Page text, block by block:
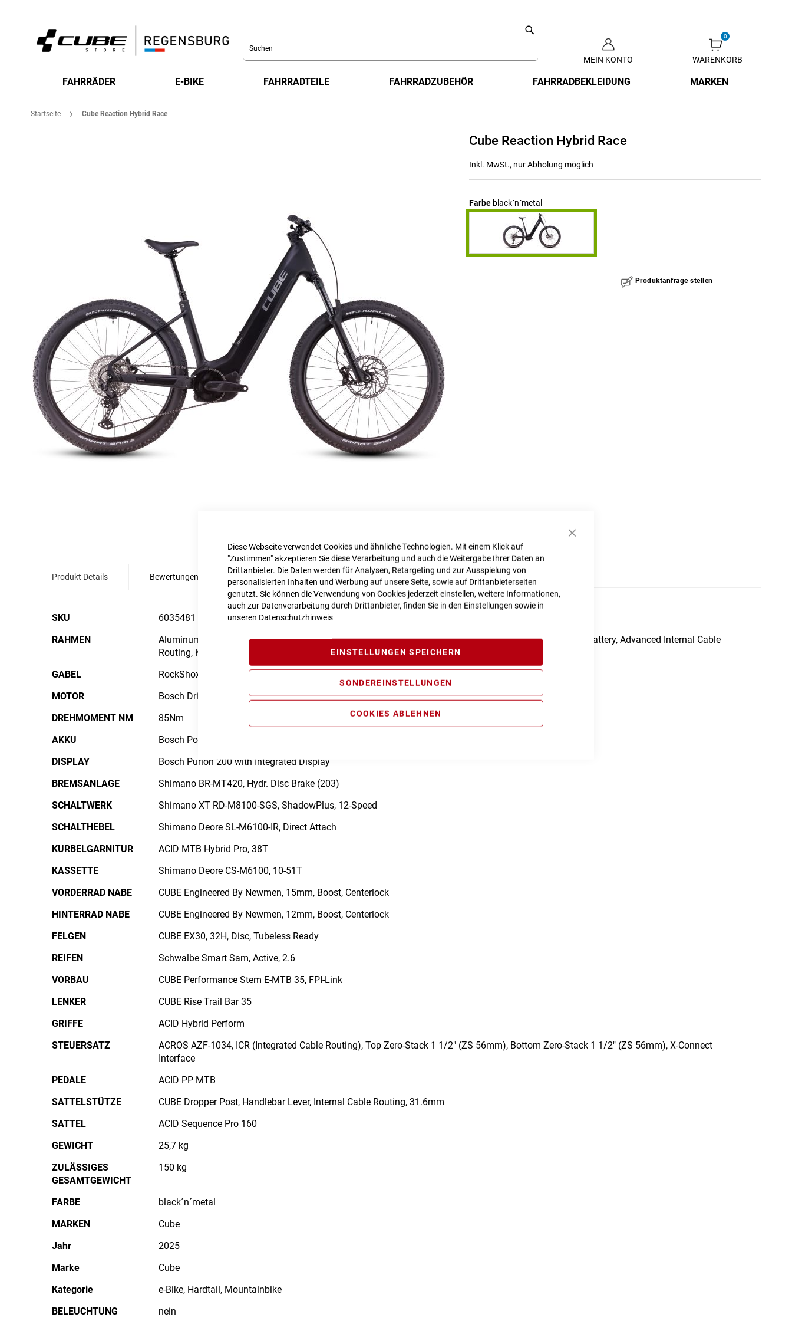
Schließen
Diese Webseite verwendet Cookies und ähnliche Technologien. Mit einem Klick auf
"Zustimmen" akzeptieren Sie diese Verarbeitung und auch die Weitergabe Ihrer Daten an
Drittanbieter. Die Daten werden für Analysen, Retargeting und zur Ausspielung von
personalisierten Inhalten und Werbung auf unsere Seite, sowie auf Drittanbieterseiten
genutzt. Sie können die Verwendung von Cookies jederzeit einstellen, weitere Informationen,
auch zur Datenverarbeitung durch Drittanbieter, finden Sie in den Einstellungen sowie in
unseren Datenschutzhinweis
EINSTELLUNGEN SPEICHERN
SONDEREINSTELLUNGEN
COOKIES ABLEHNEN
Inhalt
MEIN KONTO WARENKORB
Search
FAHRRÄDER E-BIKE FAHRRADTEILE FAHRRADZUBEHÖR FAHRRADBEKLEIDUNG MARKEN
Startseite Cube Reaction Hybrid Race
Cube Reaction Hybrid Race
Inkl. MwSt., nur Abholung möglich
Farbe black´n´metal
Produktanfrage stellen
Produkt Details
Details
SKU
6035481
RAHMEN
Aluminum Superlite, Gravity Casting Technology, Agile Ride Geometry, Boost 148, UDH™, Full Integrated Battery, Advanced Internal Cable
Routing, Kickstand/Fender/Carrier Mounting Points, Integrated Seatclamp
GABEL
RockShox Recon Silver RL Air, Tapered, 15x110mm, 100mm
MOTOR
Bosch Drive Unit Performance Line CX, Smart System
DREHMOMENT NM
85Nm
AKKU
Bosch PowerTube
DISPLAY
Bosch Purion 200 with Integrated Display
BREMSANLAGE
Shimano BR-MT420, Hydr. Disc Brake (203)
SCHALTWERK
Shimano XT RD-M8100-SGS, ShadowPlus, 12-Speed
SCHALTHEBEL
Shimano Deore SL-M6100-IR, Direct Attach
KURBELGARNITUR
ACID MTB Hybrid Pro, 38T
KASSETTE
Shimano Deore CS-M6100, 10-51T
VORDERRAD NABE
CUBE Engineered By Newmen, 15mm, Boost, Centerlock
HINTERRAD NABE
CUBE Engineered By Newmen, 12mm, Boost, Centerlock
FELGEN
CUBE EX30, 32H, Disc, Tubeless Ready
REIFEN
Schwalbe Smart Sam, Active, 2.6
VORBAU
CUBE Performance Stem E-MTB 35, FPI-Link
LENKER
CUBE Rise Trail Bar 35
GRIFFE
ACID Hybrid Perform
STEUERSATZ
ACROS AZF-1034, ICR (Integrated Cable Routing), Top Zero-Stack 1 1/2" (ZS 56mm), Bottom Zero-Stack 1 1/2" (ZS 56mm), X-Connect
Interface
PEDALE
ACID PP MTB
SATTELSTÜTZE
CUBE Dropper Post, Handlebar Lever, Internal Cable Routing, 31.6mm
SATTEL
ACID Sequence Pro 160
GEWICHT
25,7 kg
ZULÄSSIGES
GESAMTGEWICHT
150 kg
FARBE
black´n´metal
MARKEN
Cube
Jahr
2025
Marke
Cube
Kategorie
e-Bike, Hardtail, Mountainbike
BELEUCHTUNG
nein
Bewertungen Angaben zur Produktsicherheit